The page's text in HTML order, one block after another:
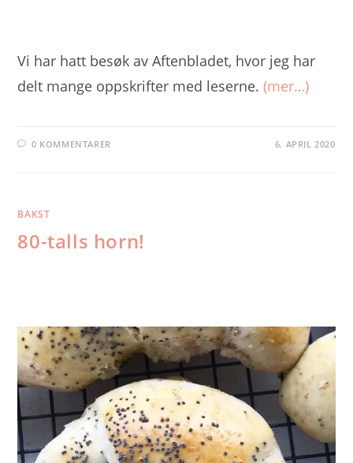
Vi har hatt besøk av Aftenbladet, hvor jeg har
delt mange oppskrifter med leserne.(mer…)
0 KOMMENTARER 6. APRIL 2020
BAKST
80-talls horn!